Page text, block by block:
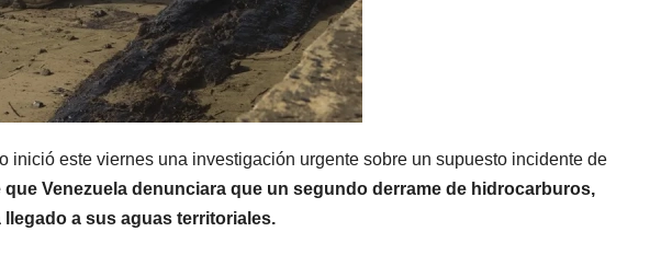
inició este viernes una investigación urgente sobre un supuesto incidente de
que Venezuela denunciara que un segundo derrame de hidrocarburos,
a sus aguas territoriales.